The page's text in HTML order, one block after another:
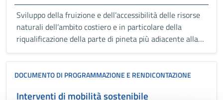
Sviluppo della fruizione e dell’accessibilità delle risorse
naturali dell’ambito costiero e in particolare della
riqualificazione della parte di pineta più adiacente alla
strada e al sistema dell’abitato
DOCUMENTO DI PROGRAMMAZIONE E RENDICONTAZIONE
Interventi di mobilità sostenibile